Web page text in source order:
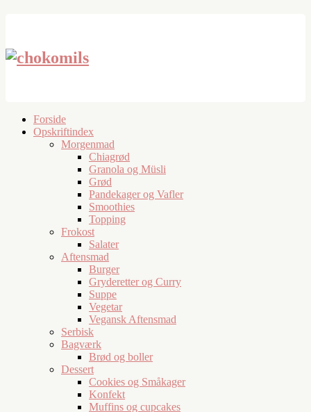
Forside
Opskriftindex
Morgenmad
Chiagrød
Granola og Müsli
Grød
Pandekager og Vafler
Smoothies
Topping
Frokost
Salater
Aftensmad
Burger
Gryderetter og Curry
Suppe
Vegetar
Vegansk Aftensmad
Serbisk
Bagværk
Brød og boller
Dessert
Cookies og Småkager
Konfekt
Muffins og cupcakes